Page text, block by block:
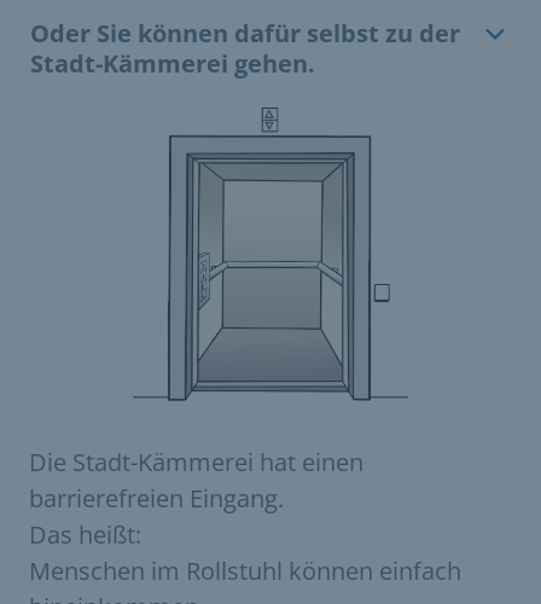
Oder Sie können dafür selbst zu der
Stadt-Kämmerei gehen.
Die Stadt-Kämmerei hat einen
barrierefreien Eingang.
Das heißt:
Menschen im Rollstuhl können einfach